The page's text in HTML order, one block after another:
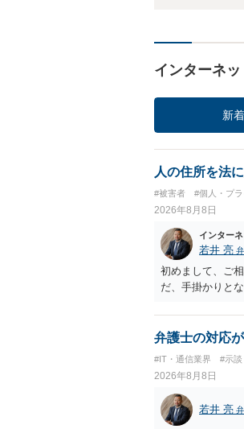
インターネ
新
人の住所を法
#被害者 #個人・プラ
2026年8月8日
インター
若井 亮
初めまして、ご
だ、手掛かりと
弁護士の対応
#IT・通信業界 #示談
2026年8月8日
若井 亮